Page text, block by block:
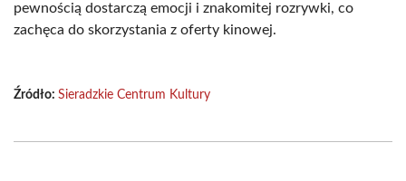
pewnością dostarczą emocji i znakomitej rozrywki, co
zachęca do skorzystania z oferty kinowej.
Źródło: Sieradzkie Centrum Kultury